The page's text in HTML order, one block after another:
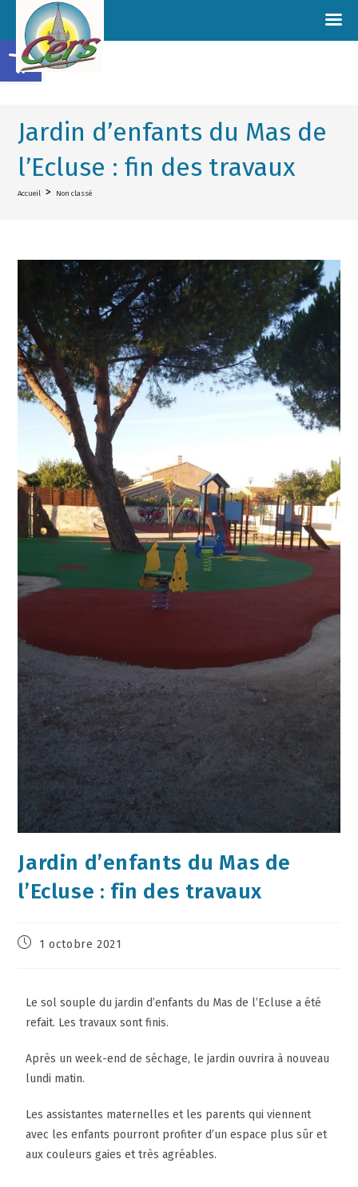
Jardin d’enfants du Mas de
l’Ecluse : fin des travaux
Accueil > Non classé
Jardin d’enfants du Mas de
l’Ecluse : fin des travaux
1 octobre 2021
Le sol souple du jardin d’enfants du Mas de l’Ecluse a été
refait. Les travaux sont finis.
Après un week-end de séchage, le jardin ouvrira à nouveau
lundi matin.
Les assistantes maternelles et les parents qui viennent
avec les enfants pourront profiter d’un espace plus sûr et
aux couleurs gaies et très agréables.
Ouvrir la barre d’outils